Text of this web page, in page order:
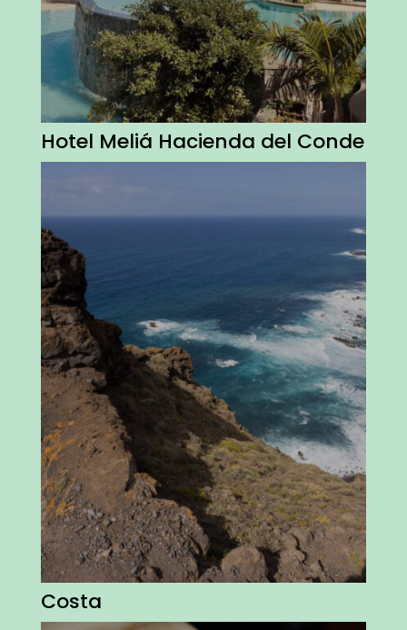
Hotel Meliá Hacienda del Conde
Costa